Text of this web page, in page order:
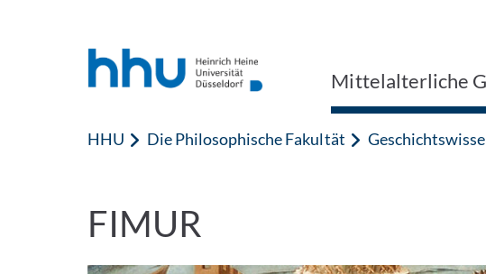
Mittelalterliche
HHU Die Philosophische Fakultät
FIMUR